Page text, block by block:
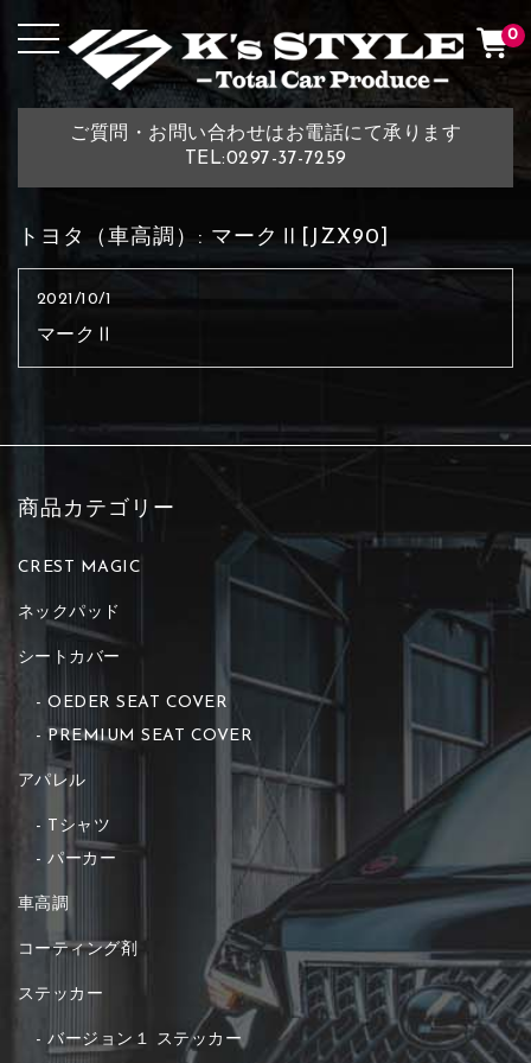
ご質問・お問い合わせはお電話にて承ります
TEL:0297-37-7259
0
トヨタ（車高調）: マークⅡ[JZX90]
2021/10/1
マークⅡ
商品カテゴリー
CREST MAGIC
ネックパッド
シートカバー
OEDER SEAT COVER
PREMIUM SEAT COVER
アパレル
Tシャツ
パーカー
車高調
コーティング剤
ステッカー
バージョン１ ステッカー